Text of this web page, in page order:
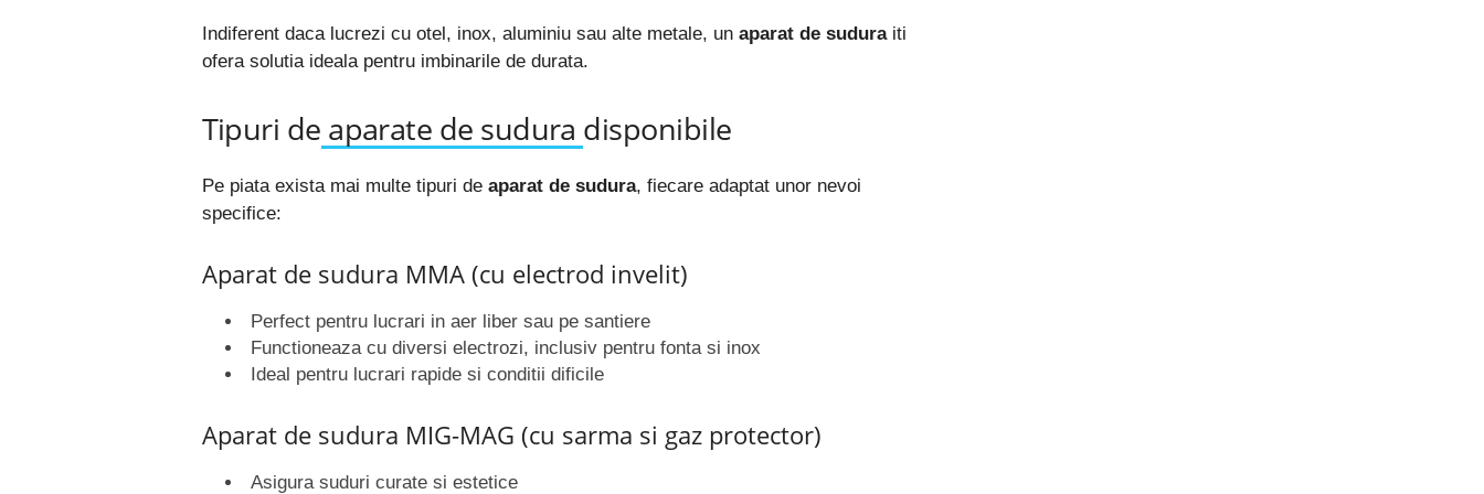
Indiferent daca lucrezi cu otel, inox, aluminiu sau alte metale, un aparat de suduraiti
ofera solutia ideala pentru imbinarile de durata.
Tipuri de aparate de sudura disponibile
Pe piata exista mai multe tipuri de aparat de sudura, fiecare adaptat unor nevoi
specifice:
Aparat de sudura MMA (cu electrod invelit)
Perfect pentru lucrari in aer liber sau pe santiere
Functioneaza cu diversi electrozi, inclusiv pentru fonta si inox
Ideal pentru lucrari rapide si conditii dificile
Aparat de sudura MIG-MAG (cu sarma si gaz protector)
Asigura suduri curate si estetice